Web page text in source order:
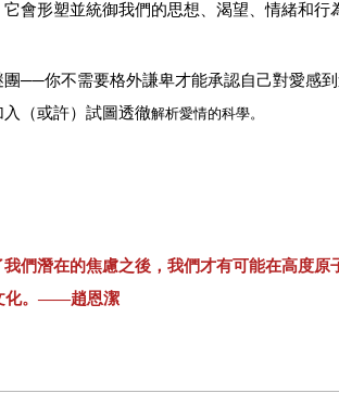
會形塑並統御我們的思想、渴望、情緒和行
──你不需要格外謙卑才能承認自己對愛感
（或許）試圖透徹解析愛情的科學。
們潛在的焦慮之後 ， 我們才有可能在高度原
化。——趙恩潔